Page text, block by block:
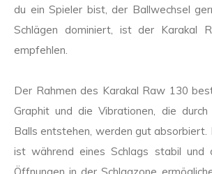
du ein Spieler bist, der Ballwechsel
Schlägen dominiert, ist der Karakal
empfehlen.
Der Rahmen des Karakal Raw 130
Graphit und die Vibrationen, die
Balls entstehen, werden gut absorbiert.
ist während eines Schlags stabil und